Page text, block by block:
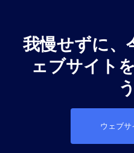
我慢せずに、
ェブサイト
ウェブサ